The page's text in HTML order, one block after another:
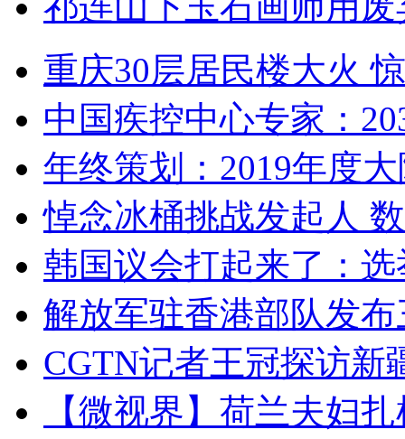
重庆30层居民楼大火
中国疾控中心专家：
年终策划：2019年度
悼念冰桶挑战发起人
韩国议会打起来了：
解放军驻香港部队发
CGTN记者王冠探访新
【微视界】荷兰夫妇